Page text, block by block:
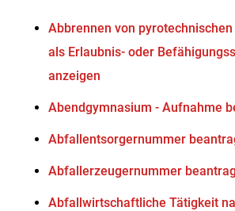
Abbrennen von
als Erlaubnis- oder
anzeigen
Abendgymnasium - Aufnahme
Abfallentsorgernummer
Abfallerzeugernummer
Abfallwirtschaftliche Tätigkeit